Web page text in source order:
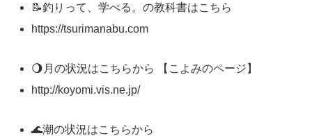
📝釣りって、学べる。の教科書はこちら
https://tsurimanabu.com
🌖月の状況はこちらから 【こよみのページ】
http://koyomi.vis.ne.jp/
🌊潮の状況はこちらから